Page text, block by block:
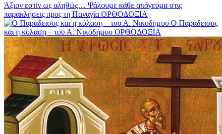
Άξιον εστίν ως αληθώς… Ψάλουμε κάθε απόγευμα στις
παρακλήσεις προς τη Παναγία ΟΡΘΟΔΟΞΙΑ
Ο Παράδεισος
και η κόλαση – του Α. Νικοδήμου ΟΡΘΟΔΟΞΙΑ